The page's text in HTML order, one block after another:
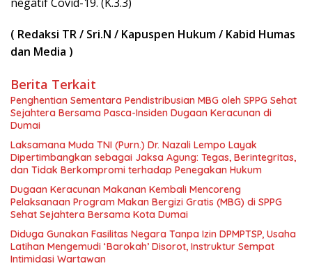
( Redaksi TR / Sri.N / Kapuspen Hukum / Kabid Humas
dan Media )
Berita Terkait
Penghentian Sementara Pendistribusian MBG oleh SPPG Sehat
Sejahtera Bersama Pasca-Insiden Dugaan Keracunan di
Dumai
Laksamana Muda TNI (Purn.) Dr. Nazali Lempo Layak
Dipertimbangkan sebagai Jaksa Agung: Tegas, Berintegritas,
dan Tidak Berkompromi terhadap Penegakan Hukum
Dugaan Keracunan Makanan Kembali Mencoreng
Pelaksanaan Program Makan Bergizi Gratis (MBG) di SPPG
Sehat Sejahtera Bersama Kota Dumai
Diduga Gunakan Fasilitas Negara Tanpa Izin DPMPTSP, Usaha
Latihan Mengemudi ‘Barokah’ Disorot, Instruktur Sempat
Intimidasi Wartawan